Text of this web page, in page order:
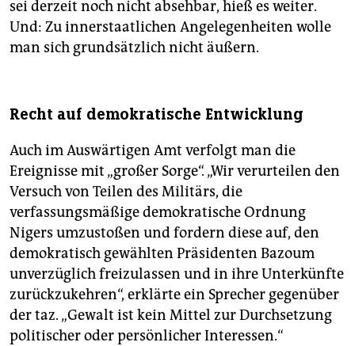
sei derzeit noch nicht absehbar, hieß es weiter.
Und: Zu innerstaatlichen Angelegenheiten wolle
man sich grundsätzlich nicht äußern.
Recht auf demokratische Entwicklung
Auch im Auswärtigen Amt verfolgt man die
Ereignisse mit „großer Sorge“. „Wir verurteilen den
Versuch von Teilen des Militärs, die
verfassungsmäßige demokratische Ordnung
Nigers umzustoßen und fordern diese auf, den
demokratisch gewählten Präsidenten Bazoum
unverzüglich freizulassen und in ihre Unterkünfte
zurückzukehren“, erklärte ein Sprecher gegenüber
der taz. „Gewalt ist kein Mittel zur Durchsetzung
politischer oder persönlicher Interessen.“